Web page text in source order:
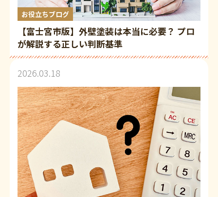
お役立ちブログ
【富士宮市版】外壁塗装は本当に必要？ プロ
が解説する正しい判断基準
2026.03.18